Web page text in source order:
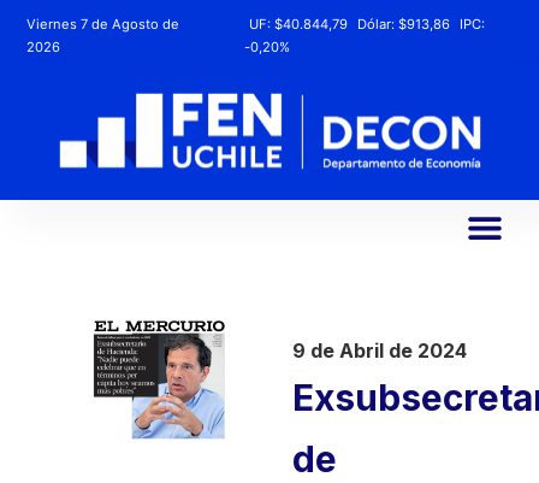
Viernes 7 de Agosto de
2026
UF: $40.844,79 Dólar: $913,86
IPC:
-0,20%
9 de Abril de 2024
de